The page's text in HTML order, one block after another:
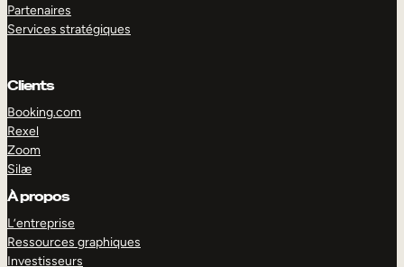
Partenaires
Services stratégiques
Clients
Booking.com
Rexel
Zoom
Silæ
À propos
L’entreprise
Ressources graphiques
Investisseurs